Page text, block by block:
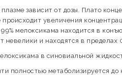
зависит от дозы. Плато
происходит увеличения
мелоксикама находится в
невелики и находятся в
в синовиальной
полностью метаболизируется